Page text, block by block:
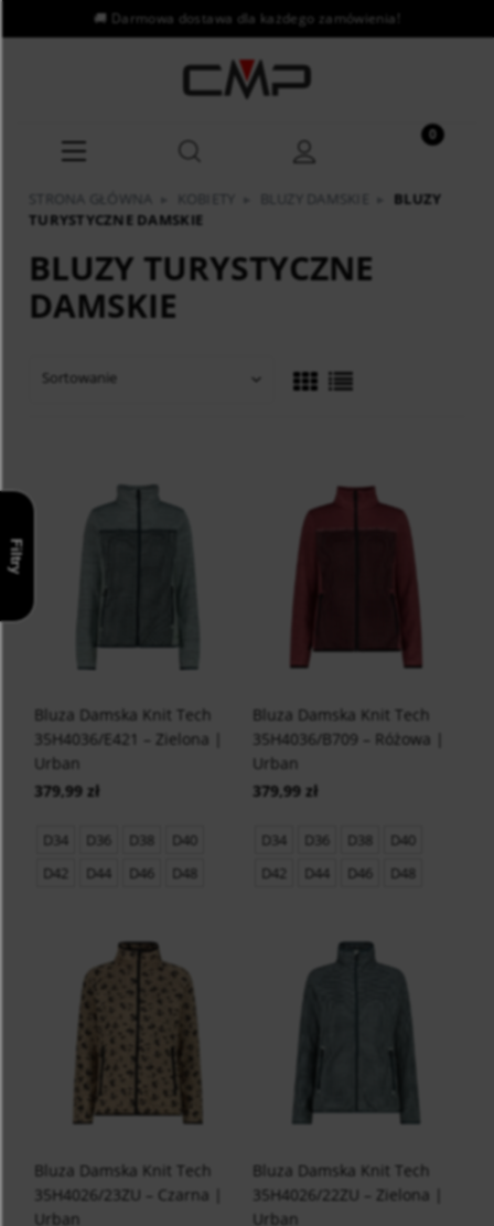
Filtry
BLUZY TURYSTYCZNE
DAMSKIE
KOBIETY BLUZY DAMSKIE
BLUZY
TURYSTYCZNE DAMSKIE
Bluza Damska Knit Tech
35H4036/E421 – Zielona |
Urban
379,99 zł
D34 D36 D38
D40
D42
D44 D46 D48
Bluza Damska Knit Tech
35H4036/B709 – Różowa |
Urban
379,99 zł
D34 D36 D38
D40
D42
D44 D46 D48
Bluza Damska Knit Tech
35H4026/23ZU – Czarna |
Urban
Bluza Damska Knit Tech
35H4026/22ZU – Zielona |
Urban